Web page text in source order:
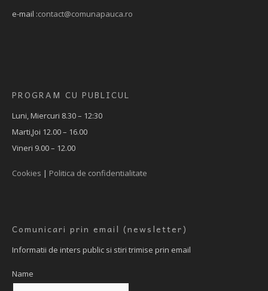
e-mail :contact@comunapauca.ro
PROGRAM CU PUBLICUL
Luni, Miercuri 8.30 – 12:30
Marti,Joi 12.00 – 16.00
Vineri 9.00 – 12.00
Cookies | Politica de confidentialitate
Comunicari prin email (newsletter)
Informatii de inters public si stiri trimise prin email
Name